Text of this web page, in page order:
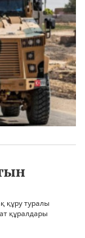
құру туралы
құралдары